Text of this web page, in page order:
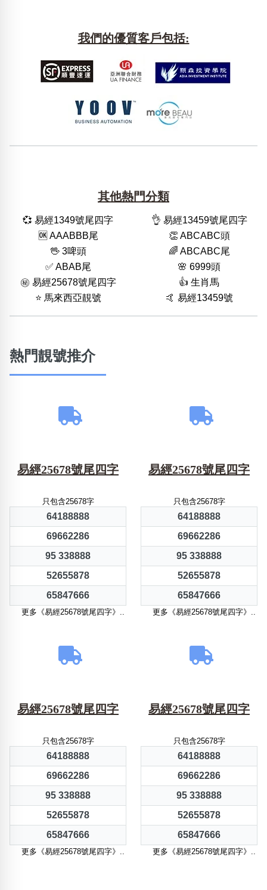
我們的優質客戶包括:
其他熱門分類
💞 易經1349號尾四字
👌 易經13459號尾四字
🆗️ AAABBB尾
👏 ABCABC頭
🖖 3啤頭
🌈 ABCABC尾
✅ ABAB尾
🌸 6999頭
㊙️ 易經25678號尾四字
👍 生肖馬
⭐️ 馬來西亞靚號
🤙 易經13459號
熱門靚號推介
易經25678號尾四字
只包含25678字
64188888
69662286
95 338888
52655878
65847666
更多《易經25678號尾四字》..
易經25678號尾四字
只包含25678字
64188888
69662286
95 338888
52655878
65847666
更多《易經25678號尾四字》..
易經25678號尾四字
只包含25678字
64188888
69662286
95 338888
52655878
65847666
更多《易經25678號尾四字》..
易經25678號尾四字
只包含25678字
64188888
69662286
95 338888
52655878
65847666
更多《易經25678號尾四字》..